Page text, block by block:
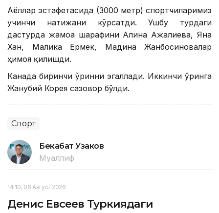
Аёллар эстафетасида (3000 метр) спортчиларимиз
учинчи натижани кўрсатди. Ушбу турдаги
дастурда жамоа шарафини Алина Ажғалиева, Яна
Хан, Малика Ермек, Мадина Жанбосиновалар
ҳимоя қилишди.
Канада биринчи ўринни эгаллади. Иккинчи ўринга
Жанубий Корея сазовор бўлди.
Спорт
Бекабат Узаков
Муаллиф
14:10, 06 Август 2026
Денис Евсеев Туркиядаги